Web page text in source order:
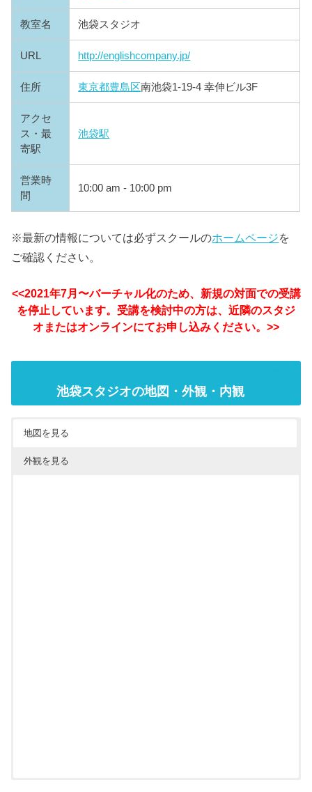
教室名 池袋スタジオ
URL http://englishcompany.jp/
住所 東京都豊島区南池袋1-19-4 幸伸ビル3F
アクセ
ス・最
寄駅
池袋駅
営業時
間
10:00 am - 10:00 pm
※最新の情報については必ずスクールのホームページを
ご確認ください。
<<2021年7月〜バーチャル化のため、新規の対面での受講
を停止しています。受講を検討中の方は、近隣のスタジ
オまたはオンラインにてお申し込みください。>>
池袋スタジオの地図・外観・内観
地図を見る
外観を見る